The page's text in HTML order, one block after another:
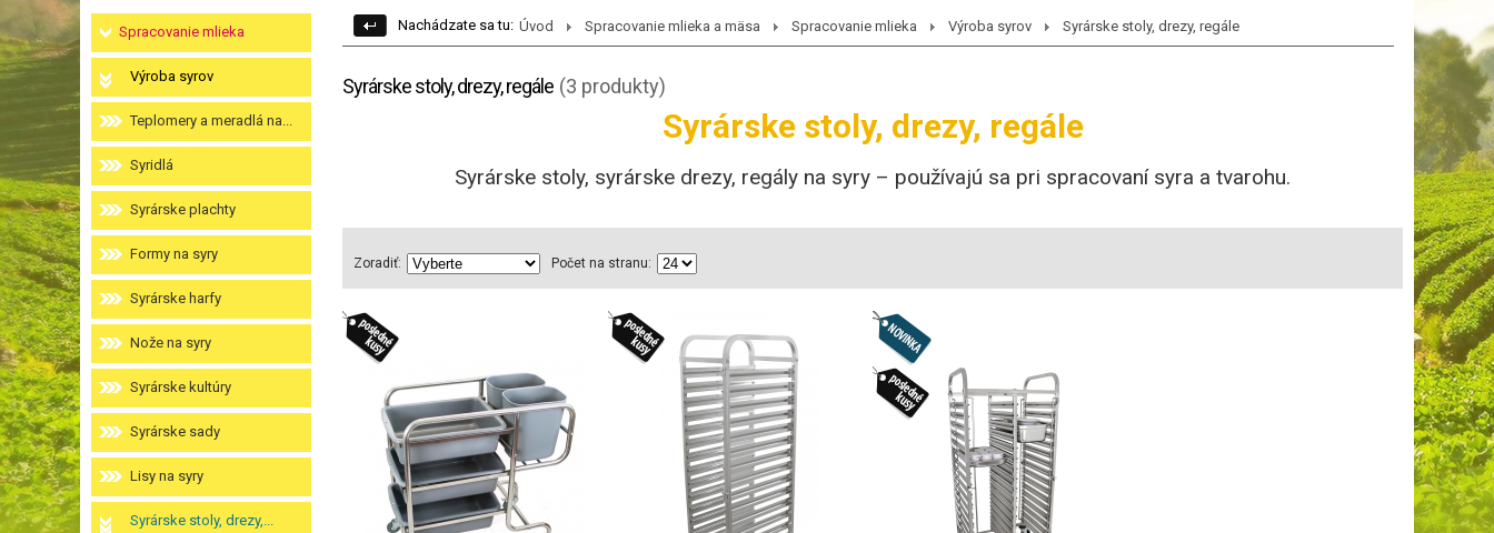
Spracovanie mlieka
Výroba syrov
Teplomery a meradlá na...
Syridlá
Syrárske plachty
Formy na syry
Syrárske harfy
Nože na syry
Syrárske kultúry
Syrárske sady
Lisy na syry
Syrárske stoly, drezy,...
Nachádzate sa tu: Úvod Spracovanie mlieka a mäsa Spracovanie mlieka Výroba syrov Syrárske stoly, drezy, regále
Syrárske stoly, drezy, regále (3 produkty)
Syrárske stoly, drezy, regále
Syrárske stoly, syrárske drezy, regály na syry – používajú sa pri spracovaní syra a tvarohu.
Zoradiť: Počet na stranu: